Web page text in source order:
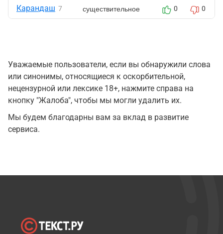
Карандаш 7 существительное 0 0
Уважаемые пользователи, если вы обнаружили слова
или синонимы, относящиеся к оскорбительной,
нецензурной или лексике 18+, нажмите справа на
кнопку "Жалоба", чтобы мы могли удалить их.
Мы будем благодарны вам за вклад в развитие
сервиса.